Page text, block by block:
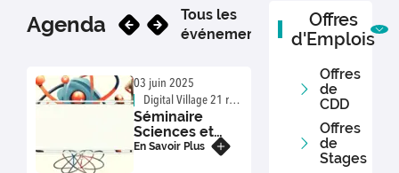
Agenda
Tous les
événements
03 juin 2025
Digital Village 21 rue
Albert Bayet – 75013
Paris ou par webinaire
Séminaire
Sciences et
Société 3 juin
En Savoir Plus
Offres
d'Emplois
Offres
de
CDD
Offres
de
Stages